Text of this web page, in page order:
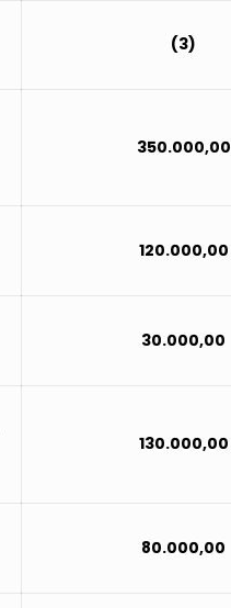
(3)
350.000,00
120.000,00
30.000,00
130.000,00
80.000,00